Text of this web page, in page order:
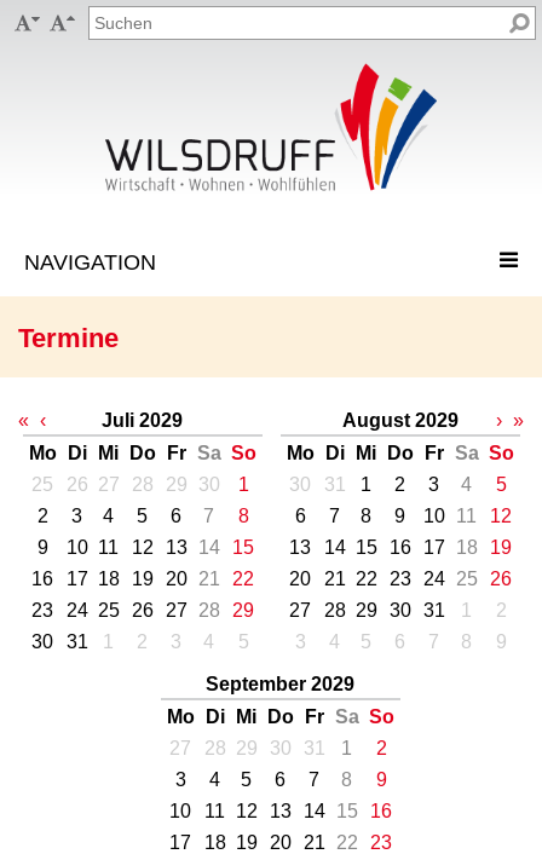
 
Termine
« ‹
Juli 2029
Mo
Di Mi Do Fr Sa So
25
26 27 28 29 30
1
2
3 4 5 6 7
8
9
10 11 12 13 14
15
16
17 18 19 20 21
22
23
24 25 26 27 28
29
30
31 1 2 3 4 5
August 2029
Mo
Di Mi Do Fr Sa So
30
31 1 2 3 4
5
6
7 8 9 10 11
12
13
14 15 16 17 18
19
20
21 22 23 24 25
26
27
28 29 30 31 1
2
3
4 5 6 7 8 9
September 2029
Mo
Di Mi Do Fr Sa So
27
28 29 30 31 1
2
3
4 5 6 7 8
9
10
11 12 13 14 15
16
17
18 19 20 21 22
23
› »